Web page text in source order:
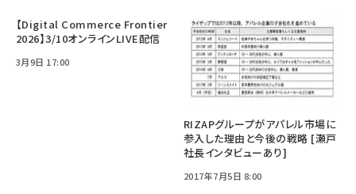
【Digital Commerce Frontier
2026】3/10オンラインLIVE配信
3月9日 17:00
RIZAPグループがアパレル市場に
参入した理由と今後の戦略 [瀬戸
社長インタビューあり]
2017年7月5日 8:00